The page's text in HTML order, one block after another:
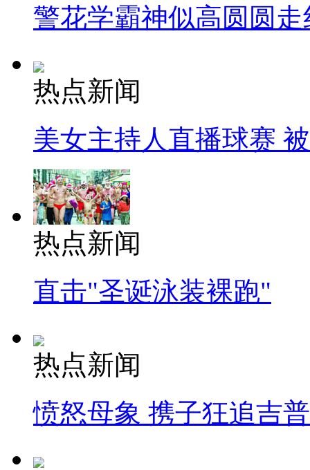
警花学霸神似高圆圆走
热点新闻
美女主持人直播球赛
热点新闻
直击"圣诞泳装裸跑"
热点新闻
愤怒母象 携子狂追吉